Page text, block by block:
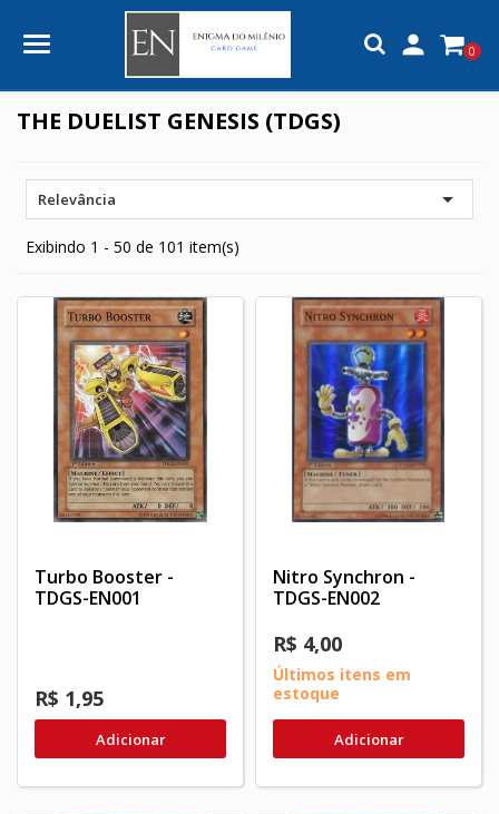
 0
THE DUELIST GENESIS (TDGS)
Relevância 
Exibindo 1 - 50 de 101 item(s)
Turbo Booster -
TDGS-EN001
R$ 1,95
Adicionar
Nitro Synchron -
TDGS-EN002
R$ 4,00
Últimos itens em
estoque
Adicionar